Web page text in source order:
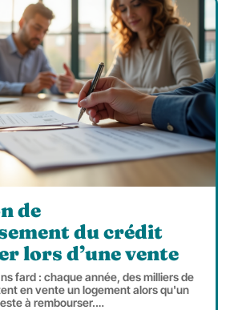
de
du crédit
lors d’une vente
fard : chaque année, des milliers de
en vente un logement alors qu'un
à rembourser.…